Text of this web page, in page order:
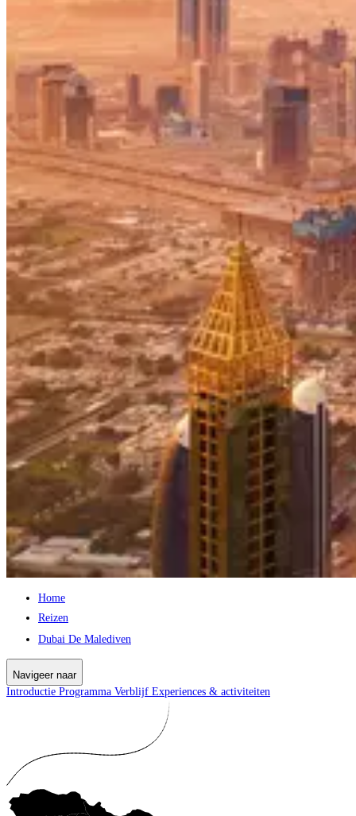
Home
Reizen
Dubai De Malediven
Navigeer naar
Introductie Programma Verblijf Experiences & activiteiten